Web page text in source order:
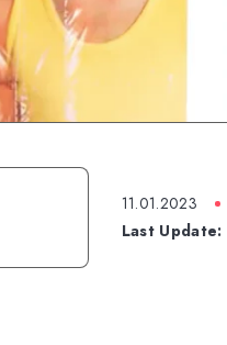
11.01.2023
Last Update: